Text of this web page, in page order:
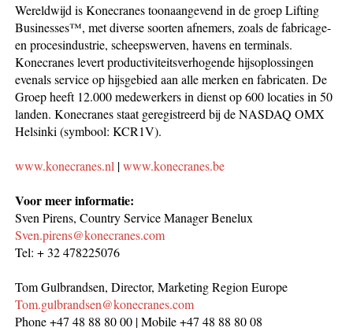
Wereldwijd is Konecranes toonaangevend in de groep Lifting
Businesses™, met diverse soorten afnemers, zoals de fabricage-
en procesindustrie, scheepswerven, havens en terminals.
Konecranes levert productiviteitsverhogende hijsoplossingen
evenals service op hijsgebied aan alle merken en fabricaten. De
Groep heeft 12.000 medewerkers in dienst op 600 locaties in 50
landen. Konecranes staat geregistreerd bij de NASDAQ OMX
Helsinki (symbool: KCR1V).
www.konecranes.nl |www.konecranes.be
Voor meer informatie:
Sven Pirens, Country Service Manager Benelux
Sven.pirens@konecranes.com
Tel: + 32 478225076
Tom Gulbrandsen, Director, Marketing Region Europe
Tom.gulbrandsen@konecranes.com
Phone +47 48 88 80 00 | Mobile +47 48 88 80 08